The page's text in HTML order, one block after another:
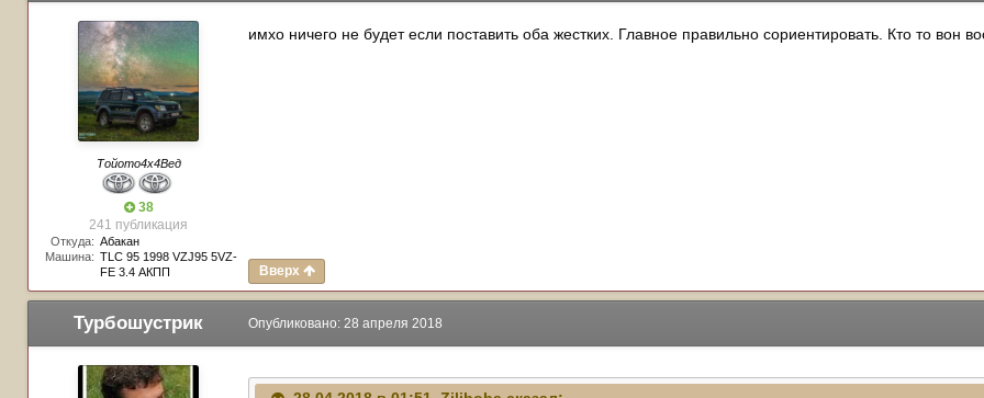
Тойото4х4Вед
38
241 публикация
Откуда: Абакан
Машина: TLC 95 1998 VZJ95 5VZ-
FE 3.4 АКПП
имхо ничего не будет если поставить оба жестких. Главное правильно сориентировать. Кто то вон
Вверх
Турбошустрик Опубликовано: 28 апреля 2018